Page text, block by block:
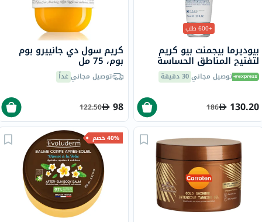
+600 طلب
بيوديرما بيجمنت بيو كريم
لتفتيح المناطق الحساسة
شديدة التصبغ 75 مل
توصيل مجاني30 دقيقة
130.20
186
كريم سول دي جانييرو بوم
بوم، 75 مل
توصيل مجانيغداً
98
122.50
40% خصم